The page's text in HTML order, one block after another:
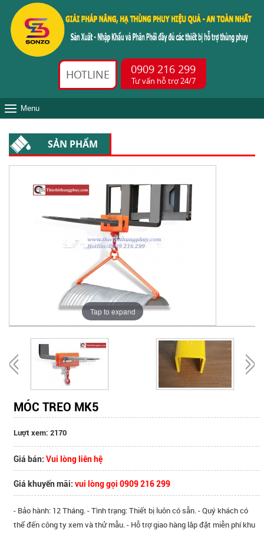
HOTLINE 0909 216 299
Tư vấn hỗ trợ 24/7
Menu
SẢN PHẨM
Tap to expand
MÓC TREO MK5
Lượt xem: 2170
Giá bán:Vui lòng liên hệ
Giá khuyến mãi:vui lòng gọi 0909 216 299
- Bảo hành: 12 Tháng. - Tình trạng: Thiết bị luôn có sẵn. - Quý khách có
thể đến công ty xem và thử mẫu. - Hỗ trợ giao hàng lắp đặt miễn phí khu